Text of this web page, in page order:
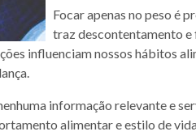
Focar apenas no peso é
traz descontentamento e
influenciam nossos hábitos
informação relevante e
alimentar e estilo de